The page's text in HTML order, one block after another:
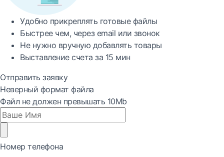
Удобно прикреплять готовые файлы
Быстреечем, через email или звонок
Не нужно вручную добавлять товары
Выставление счета за 15 мин
Отправить заявку
Неверный формат файла
Файл не должен превышать 10Mb
Номер телефона